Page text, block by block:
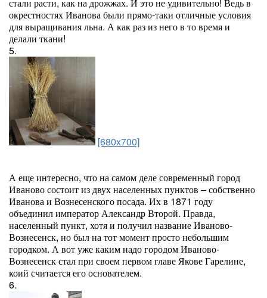
окрестностях Иванова были прямо-таки отличные условия
для выращивания льна. А как раз из него в то время и
делали ткани!
5.
[680x700]
А еще интересно, что на самом деле современный город
Иваново состоит из двух населенных пунктов – собственно
Иванова и Вознесенского посада. Их в 1871 году
объединил император Александр Второй. Правда,
населенный пункт, хотя и получил название Иваново-
Вознесенск, но был на тот момент просто небольшим
городком. А вот уже каким надо городом Иваново-
Вознесенск стал при своем первом главе Якове Гарелине,
коий считается его основателем.
6.